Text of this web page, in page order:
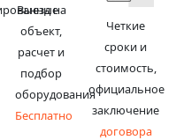
Выезд на
объект,
расчет и
подбор
оборудования
Бесплатно
Четкие
сроки и
стоимость,
официальное
заключение
договора